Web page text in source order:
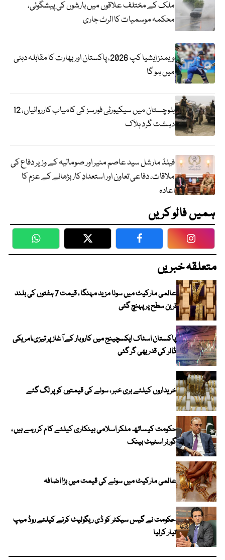
ملک کے مختلف علاقوں میں بارشوں کی پیشگوئی،
محکمہ موسمیات کا الرٹ جاری
ویمنز ایشیا کپ 2026، پاکستان اور بھارت کا مقابلہ دبئی
میں ہو گا
بلوچستان میں سیکیورٹی فورسز کی کامیاب کارروائیاں، 12
دہشت گرد ہلاک
فیلڈ مارشل سید عاصم منیر اور صومالیہ کے وزیر دفاع کی
ملاقات، دفاعی تعاون اور استعدادِ کار بڑھانے کے عزم کا
اعادہ
ہمیں فالو کریں
WhatsApp Twitter Facebook
متعلقہ خبریں
عالمی مارکیٹ میں سونا مزید مہنگا ، قیمت 7 ہفتوں کی بلند
ترین سطح پر پہنچ گئی
پاکستان اسٹاک ایکسچینج میں کاروبار کے آغاز پر تیزی،امریکی
ڈالر کی قدر بھی گر گئی
خریداروں کیلئے بری خبر ، سونے کی قیمتوں کو پر لگ گئے
حکومت کیساتھ ملکر اسلامی بینکاری کیلئے کام کر رہے ہیں ،
گورنر اسٹیٹ بینک
عالمی مارکیٹ میں سونے کی قیمت میں بڑا اضافہ
حکومت نے گیس سیکٹر کو ڈی ریگولیٹ کرنے کیلئے روڈ میپ
تیار کرلیا